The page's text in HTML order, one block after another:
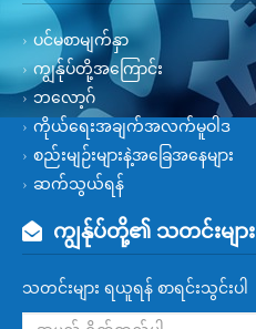
ပင်မစာမျက်နှာ
ကျွန်ုပ်တို့အကြောင်း
ဘလော့ဂ်
ကိုယ်ရေးအချက်အလက်မူဝါဒ
စည်းမျဉ်းများနဲ့အခြေအနေများ
ဆက်သွယ်ရန်
ကျွန်ုပ်တို့၏ သတင်းများ
သတင်းများ ရယူရန် စာရင်းသွင်းပါ